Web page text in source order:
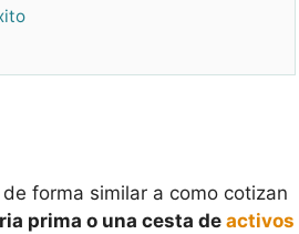
forma similar a como cotizan
prima o una cesta deactivos